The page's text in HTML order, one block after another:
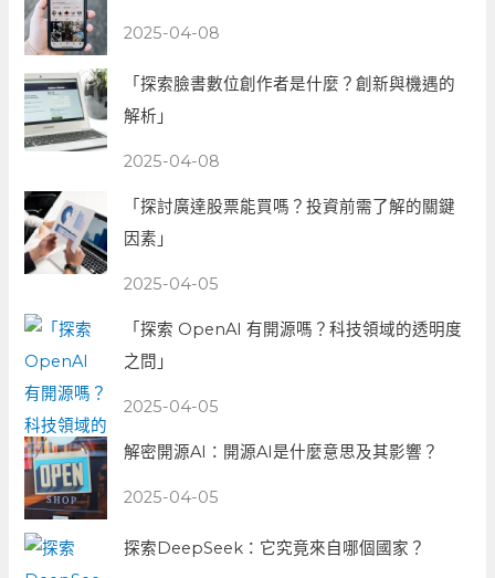
2025-04-08
「探索臉書數位創作者是什麼？創新與機遇的
解析」
2025-04-08
「探討廣達股票能買嗎？投資前需了解的關鍵
因素」
2025-04-05
「探索 OpenAI 有開源嗎？科技領域的透明度
之問」
2025-04-05
解密開源AI：開源AI是什麼意思及其影響？
2025-04-05
探索DeepSeek：它究竟來自哪個國家？